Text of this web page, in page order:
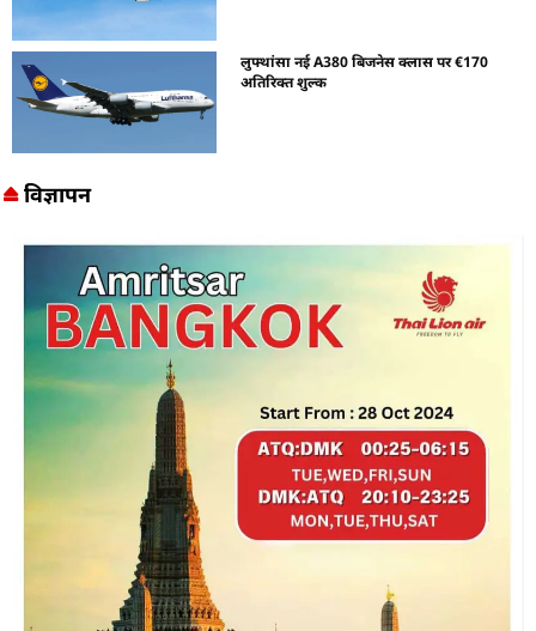
लुफ्थांसा नई A380 बिजनेस क्लास पर €170
अतिरिक्त शुल्क
विज्ञापन